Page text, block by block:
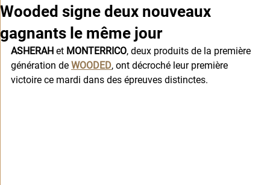
Wooded signe deux nouveaux
gagnants le même jour
ASHERAH et MONTERRICO, deux produits de la première
génération de WOODED, ont décroché leur première
victoire ce mardi dans des épreuves distinctes.